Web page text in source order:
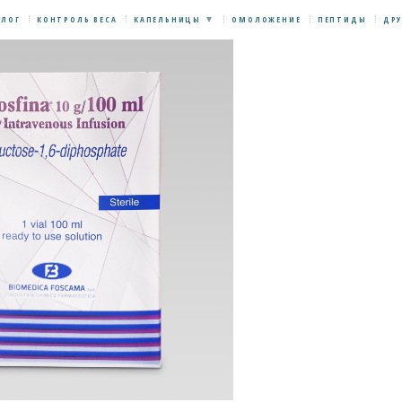
КОНТРОЛЬ ВЕСА КАПЕЛЬНИЦЫ ОМОЛОЖЕНИЕ ПЕПТИДЫ